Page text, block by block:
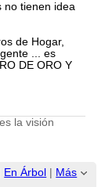
no tienen idea
de Hogar,
... es
DE ORO Y
la visión
En Árbol
Más